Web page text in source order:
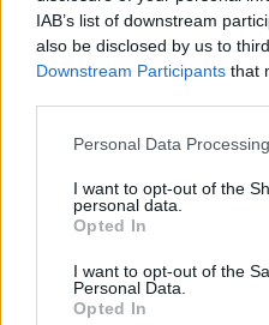
IAB’s list of downstream
also be disclosed by us to
Downstream Participants that
Personal Data
I want to opt-out of the
personal data.
Opted In
I want to opt-out of the
Personal Data.
Opted In
pour vous procurer
prix réduit.
Partagez avec des
moyens est tout à fait
de créativité et en
disposition. L’essentiel
permette de vous
prendre soin de vous.
simples, vous pouvez